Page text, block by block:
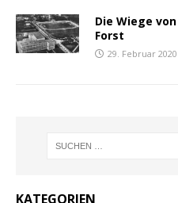
Die Wiege
Forst
29. Februar 2020
KATEGORIEN